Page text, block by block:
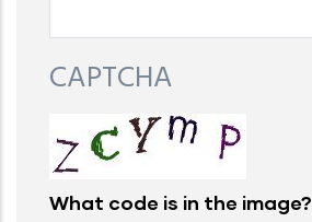
CAPTCHA
What code is in the image?